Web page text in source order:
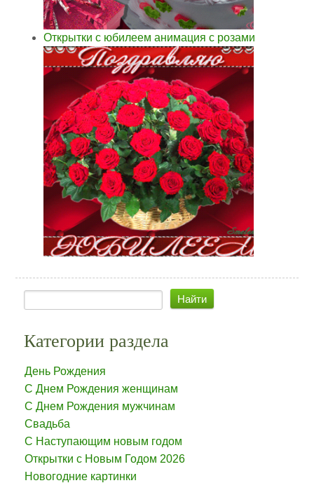
Открытки с юбилеем анимация с розами
Категории раздела
День Рождения
С Днем Рождения женщинам
С Днем Рождения мужчинам
Свадьба
С Наступающим новым годом
Открытки с Новым Годом 2026
Новогодние картинки